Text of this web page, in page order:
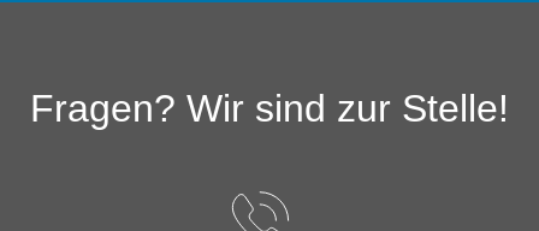
Fragen? Wir sind zur Stelle!